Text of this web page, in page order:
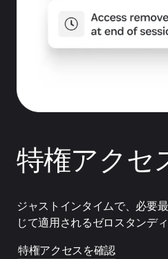
特権アクセ
ジャストインタイムで、必要
じて適用されるゼロスタンディ
特権アクセスを確認